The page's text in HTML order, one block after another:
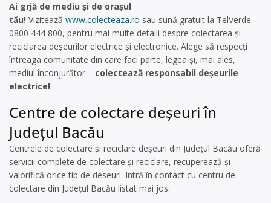
Ai grjă de mediu și de orașul
tău! Vizitează www.colecteaza.ro sau sună gratuit la TelVerde
0800 444 800, pentru mai multe detalii despre colectarea și
reciclarea deșeurilor electrice și electronice. Alege să respecți
întreaga comunitate din care faci parte, legea și, mai ales,
mediul înconjurător – colectează responsabil deșeurile
electrice!
Centre de colectare deşeuri în
Județul Bacău
Centrele de colectare și reciclare deșeuri din Județul Bacău oferă
servicii complete de colectare și reciclare, recuperează și
valorifică orice tip de deseuri. Intră în contact cu centru de
colectare din Județul Bacău listat mai jos.